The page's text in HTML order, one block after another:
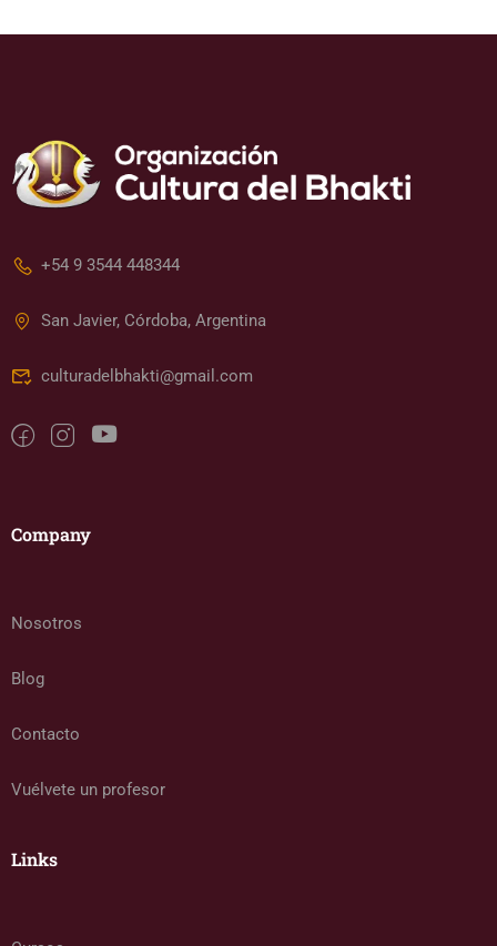
+54 9 3544 448344
San Javier, Córdoba, Argentina
culturadelbhakti@gmail.com
Company
Nosotros
Blog
Contacto
Vuélvete un profesor
Links